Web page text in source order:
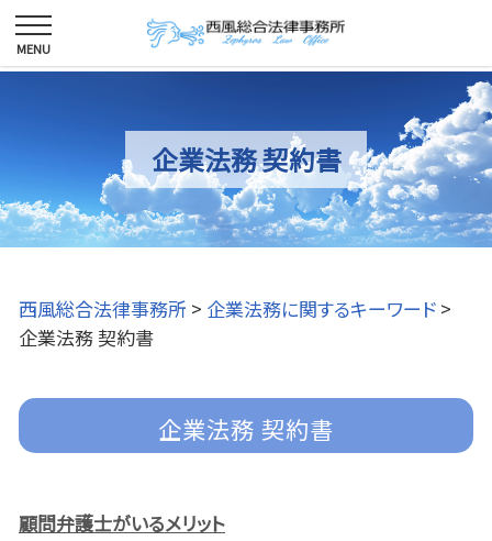
企業法務 契約書
西風総合法律事務所 > 企業法務に関するキーワード >
企業法務 契約書
企業法務 契約書
顧問弁護士がいるメリット